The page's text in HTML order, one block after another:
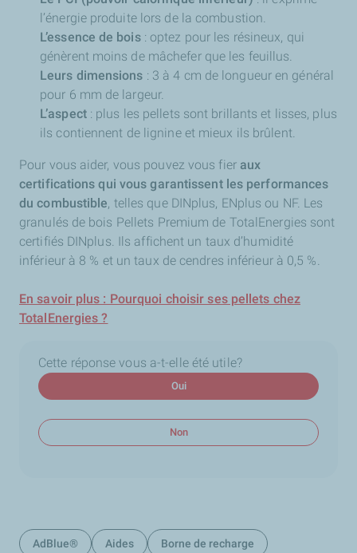
l’énergie produite lors de la combustion.
L’essence de bois: optez pour les résineux, qui
génèrent moins de mâchefer que les feuillus.
Leurs dimensions : 3 à 4 cm de longueur en général
pour 6 mm de largeur.
L’aspect: plus les pellets sont brillants et lisses, plus
ils contiennent de lignine et mieux ils brûlent.
Pour vous aider, vous pouvez vous fier aux
certifications qui vous garantissent les performances
du combustible, telles que DINplus, ENplus ou NF. Les
granulés de bois Pellets Premium de TotalEnergies sont
certifiés DINplus. Ils affichent un taux d’humidité
inférieur à 8 % et un taux de cendres inférieur à 0,5 %.
En savoir plus : Pourquoi choisir ses pellets chez
TotalEnergies ?
Cette réponse vous a-t-elle été utile?
Oui
Non
AdBlue® Aides Borne de recharge